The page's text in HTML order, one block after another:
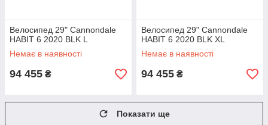
Велосипед 29" Cannondale
HABIT 6 2020 BLK L
Немає в наявності
94 455 ₴
Велосипед 29" Cannondale
HABIT 6 2020 BLK XL
Немає в наявності
94 455 ₴
Показати ще